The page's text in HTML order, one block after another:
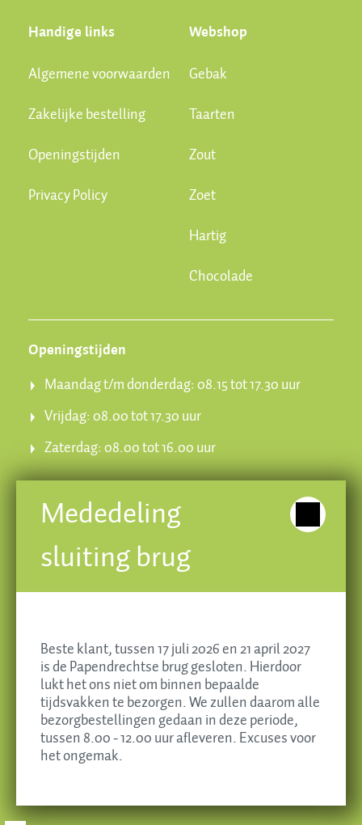
Handige links
Algemene voorwaarden
Zakelijke bestelling
Openingstijden
Privacy Policy
Webshop
Gebak
Taarten
Zout
Zoet
Hartig
Chocolade
Openingstijden
Maandag t/m donderdag: 08.15 tot 17.30 uur
Vrijdag: 08.00 tot 17.30 uur
Zaterdag: 08.00 tot 16.00 uur
Krispijnseweg 49, 3314 KA Dordrecht
Tel. 078 - 613 55 35
E-mailinfo@brokkingbanket.nl
Mededeling
sluiting brug
Beste klant, tussen 17 juli 2026 en 21 april 2027
is de Papendrechtse brug gesloten. Hierdoor
lukt het ons niet om binnen bepaalde
tijdsvakken te bezorgen. We zullen daarom alle
bezorgbestellingen gedaan in deze periode,
tussen 8.00 - 12.00 uur afleveren. Excuses voor
het ongemak.
Essentiële cookies
Alles accepteren